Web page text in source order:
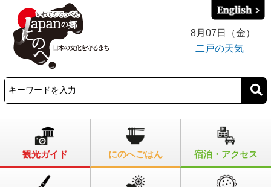
8月07日（金）
二戸の天気
観光ガイド にのへごはん 宿泊・アクセス